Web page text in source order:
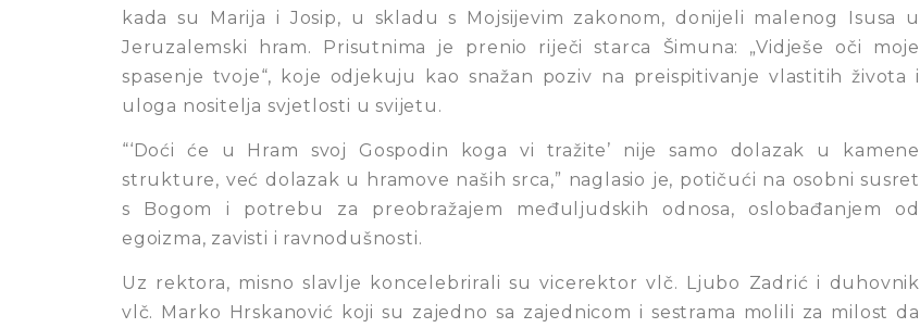
kada su Marija i Josip, u skladu s Mojsijevim zakonom, donijeli malenog Isusa u
Jeruzalemski hram. Prisutnima je prenio riječi starca Šimuna: „Vidješe oči moje
spasenje tvoje“, koje odjekuju kao snažan poziv na preispitivanje vlastitih života i
uloga nositelja svjetlosti u svijetu.
“‘Doći će u Hram svoj Gospodin koga vi tražite’ nije samo dolazak u kamene
strukture, već dolazak u hramove naših srca,” naglasio je, potičući na osobni susret
s Bogom i potrebu za preobražajem međuljudskih odnosa, oslobađanjem od
egoizma, zavisti i ravnodušnosti.
Uz rektora, misno slavlje koncelebrirali su vicerektor vlč. Ljubo Zadrić i duhovnik
vlč. Marko Hrskanović koji su zajedno sa zajednicom i sestrama molili za milost da